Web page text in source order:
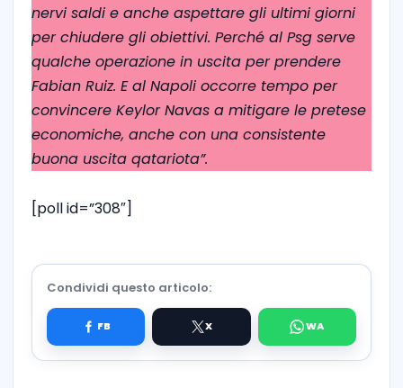
nervi saldi e anche aspettare gli ultimi giorni
per chiudere gli obiettivi. Perché al Psg serve
qualche operazione in uscita per prendere
Fabian Ruiz. E al Napoli occorre tempo per
convincere Keylor Navas a mitigare le pretese
economiche, anche con una consistente
buona uscita qatariota”.
[poll id=”308″]
Condividi questo articolo: